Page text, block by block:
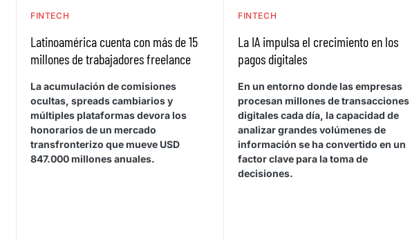
FINTECH
Latinoamérica cuenta con más de 15
millones de trabajadores freelance
La acumulación de comisiones
ocultas, spreads cambiarios y
múltiples plataformas devora los
honorarios de un mercado
transfronterizo que mueve USD
847.000 millones anuales.
FINTECH
La IA impulsa el crecimiento en los
pagos digitales
En un entorno donde las empresas
procesan millones de transacciones
digitales cada día, la capacidad de
analizar grandes volúmenes de
información se ha convertido en un
factor clave para la toma de
decisiones.